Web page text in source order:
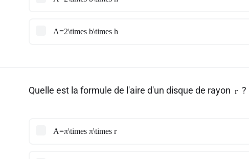
A=2\times b\times h
Quelle est la formule de l'aire d'un disque de rayon r ?
A=π\times π\times r